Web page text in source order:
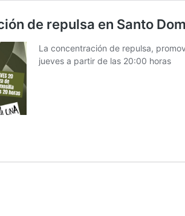
de repulsa en Santo
La concentración de repulsa,
jueves a partir de las 20:00 horas